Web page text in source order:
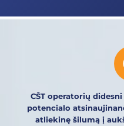
CŠT operatorių
potencialo
atliekinę šilumą į